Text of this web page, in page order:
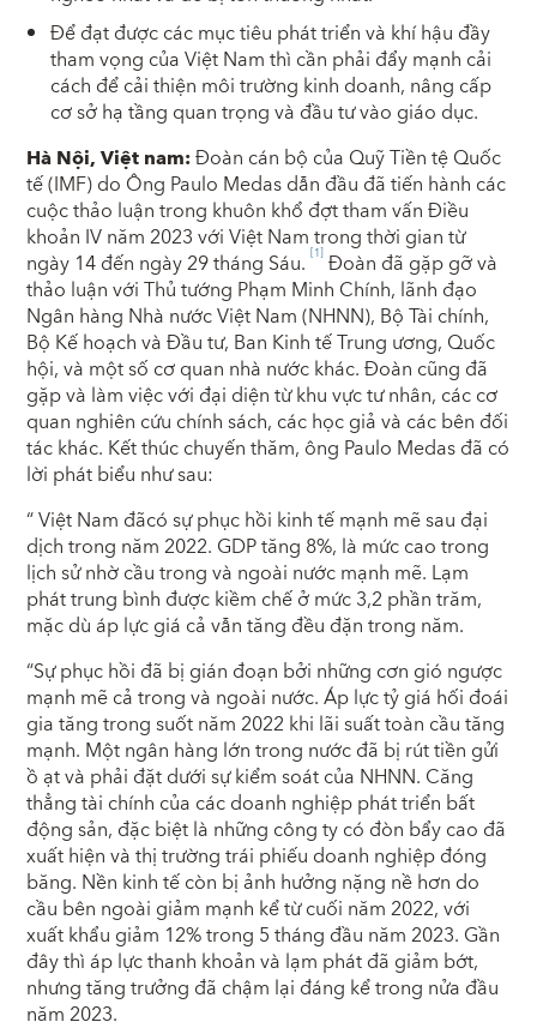
Để đạt được các mục tiêu phát triển và khí hậu đầy
tham vọng của Việt Nam thì cần phải đẩy mạnh cải
cách để cải thiện môi trường kinh doanh, nâng cấp
cơ sở hạ tầng quan trọng và đầu tư vào giáo dục.
Hà Nội, Việt nam:Đoàn cán bộ của Quỹ Tiền tệ Quốc
tế (IMF) do Ông Paulo Medas dẫn đầu đã tiến hành các
cuộc thảo luận trong khuôn khổ đợt tham vấn Điều
khoản IV năm 2023 với Việt Nam trong thời gian từ
ngày 14 đến ngày 29 tháng Sáu.[1] Đoàn đã gặp gỡ và
thảo luận với Thủ tướng Phạm Minh Chính, lãnh đạo
Ngân hàng Nhà nước Việt Nam (NHNN), Bộ Tài chính,
Bộ Kế hoạch và Đầu tư, Ban Kinh tế Trung ương, Quốc
hội, và một số cơ quan nhà nước khác. Đoàn cũng đã
gặp và làm việc với đại diện từ khu vực tư nhân, các cơ
quan nghiên cứu chính sách, các học giả và các bên đối
tác khác. Kết thúc chuyến thăm, ông Paulo Medas đã có
lời phát biểu như sau:
“ Việt Nam đãcó sự phục hồi kinh tế mạnh mẽ sau đại
dịch trong năm 2022. GDP tăng 8%, là mức cao trong
lịch sử nhờ cầu trong và ngoài nước mạnh mẽ. Lạm
phát trung bình được kiềm chế ở mức 3,2 phần trăm,
mặc dù áp lực giá cả vẫn tăng đều đặn trong năm.
“Sự phục hồi đã bị gián đoạn bởi những cơn gió ngược
mạnh mẽ cả trong và ngoài nước. Áp lực tỷ giá hối đoái
gia tăng trong suốt năm 2022 khi lãi suất toàn cầu tăng
mạnh. Một ngân hàng lớn trong nước đã bị rút tiền gửi
ồ ạt và phải đặt dưới sự kiểm soát của NHNN. Căng
thẳng tài chính của các doanh nghiệp phát triển bất
động sản, đặc biệt là những công ty có đòn bẩy cao đã
xuất hiện và thị trường trái phiếu doanh nghiệp đóng
băng. Nền kinh tế còn bị ảnh hưởng nặng nề hơn do
cầu bên ngoài giảm mạnh kể từ cuối năm 2022, với
xuất khẩu giảm 12% trong 5 tháng đầu năm 2023. Gần
đây thì áp lực thanh khoản và lạm phát đã giảm bớt,
nhưng tăng trưởng đã chậm lại đáng kể trong nửa đầu
năm 2023.